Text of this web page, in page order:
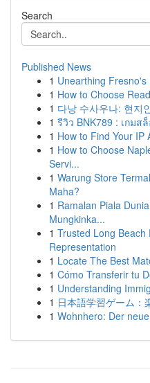
Search
Published News
1 Unearthing
1 How to Choose
1 다낭 수사우나: 현지
1 รีวิว BNK789 : เกมส
1 How to Find Your IP
1 How to Choose
Servi...
1 Warung Store
Maha?
1 Ramalan Piala
Mungkinka...
1 Trusted Long Beach
Representation
1 Locate The Best
1 Cómo Transferir tu
1 Understanding
1 日本語学習ゲーム：
1 Wohnhero: Der